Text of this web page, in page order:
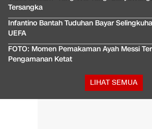
Tersangka
Infantino Bantah Tuduhan Bayar
UEFA
FOTO: Momen Pemakaman Ayah Messi
Pengamanan Ketat
LIHAT SEMUA